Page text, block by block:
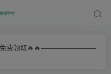
免费领取🔥🔥————————